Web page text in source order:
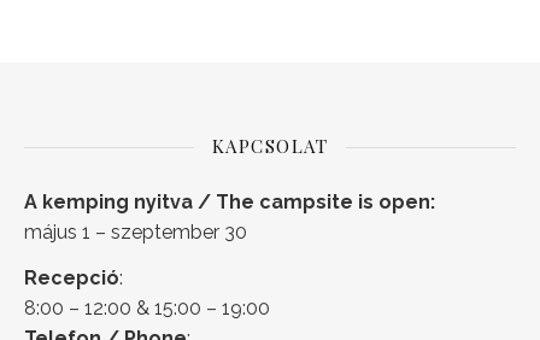
KAPCSOLAT
A kemping nyitva / The campsite is open:
május 1 – szeptember 30
Recepció:
8:00 – 12:00 & 15:00 – 19:00